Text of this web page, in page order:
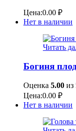
Цена:0.00 ₽
Нет в наличии
Читать
Богиня
Оценка 5.00 из
Цена:0.00 ₽
Нет в наличии